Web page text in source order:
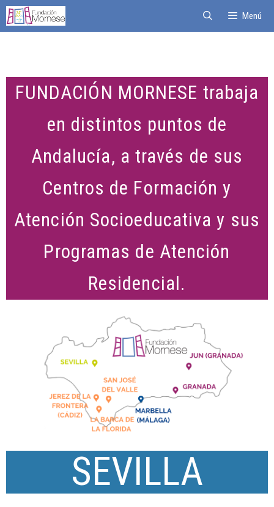
Menú
FUNDACIÓN MORNESE trabaja
en distintos puntos de
Andalucía, a través de sus
Centros de Formación y
Atención Socioeducativa y sus
Programas de Atención
Residencial.
SEVILLA